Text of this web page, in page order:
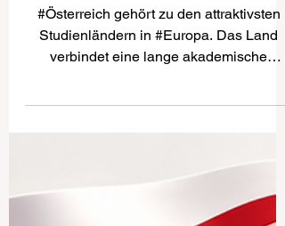
internationale Studierende
#Österreich gehört zu den attraktivsten
Studienländern in #Europa. Das Land
Tradition mit moderner Forschung, hoher
Lebensqualität, sicheren Städten und
internationale Studierende ist Österreich
besonders interessant, weil man hier nicht
nur studiert, sondern auch eine